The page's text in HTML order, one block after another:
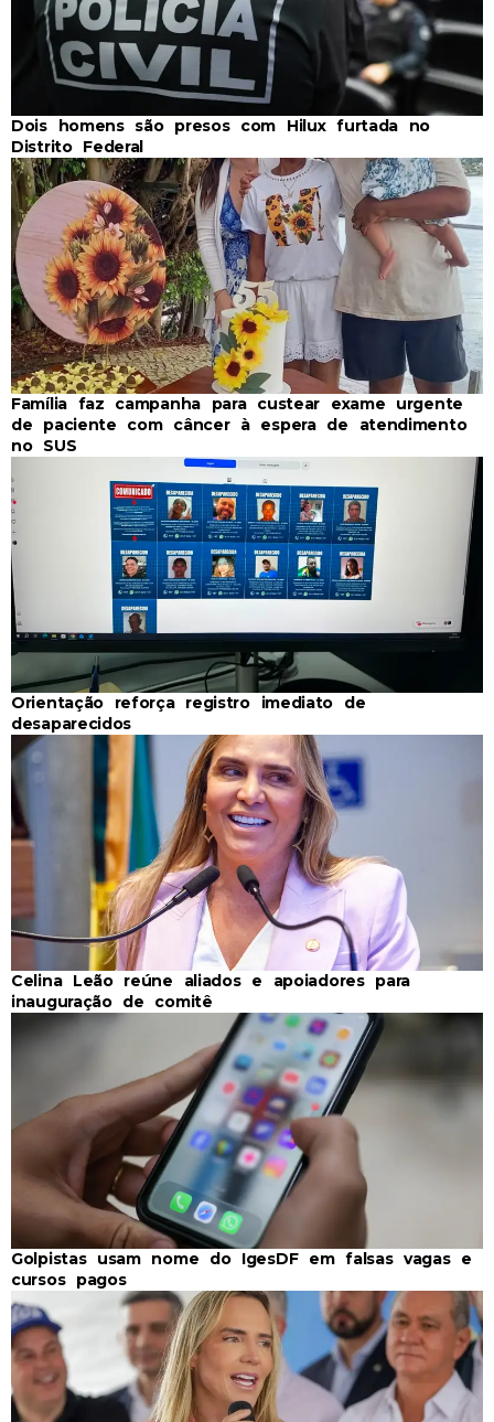
Dois homens são presos com Hilux furtada no
Distrito Federal
Família faz campanha para custear exame urgente
de paciente com câncer à espera de atendimento
no SUS
Orientação reforça registro imediato de
desaparecidos
Celina Leão reúne aliados e apoiadores para
inauguração de comitê
Golpistas usam nome do IgesDF em falsas vagas e
cursos pagos